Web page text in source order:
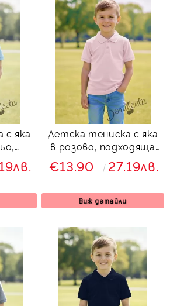
с яка
за
Детска тениска с яка
в розово, подходяща
за момче или момиче и
за ученическа
€13.90 27.19лв.
Виж детайли